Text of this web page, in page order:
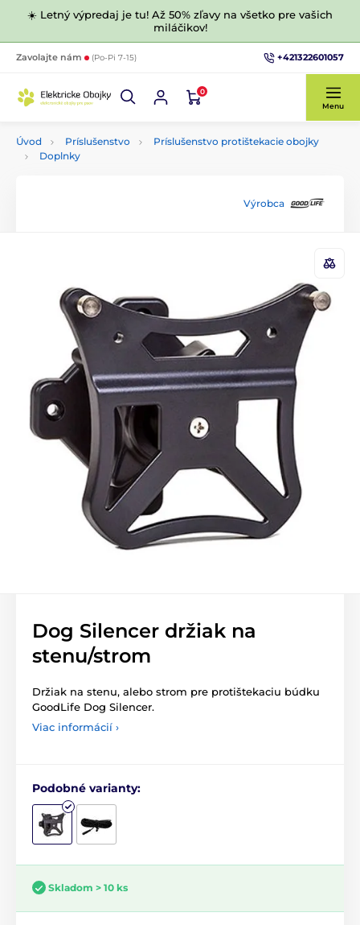
☀️ Letný výpredaj je tu! Až 50% zľavy na všetko pre vašich
miláčikov!
Zavolajte nám (Po-Pi 7-15) +421322601057
0
Menu
Úvod Príslušenstvo
Príslušenstvo protištekacie obojky
Doplnky
Výrobca
Dog Silencer držiak na
stenu/strom
Držiak na stenu, alebo strom pre protištekaciu búdku
GoodLife Dog Silencer.
Viac informácií ›
Podobné varianty:
Skladom > 10 ks